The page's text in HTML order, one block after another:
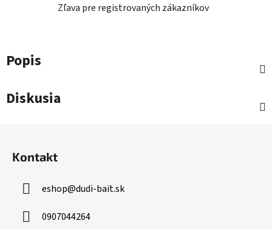
Zľava pre registrovaných zákazníkov
Popis
Diskusia
Kontakt
eshop@dudi-bait.sk
0907044264